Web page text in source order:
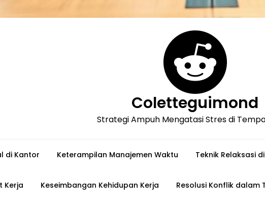
Coletteguimond
Strategi Ampuh Mengatasi Stres di
di Kantor Keterampilan Manajemen Waktu Teknik Relaksasi
Kerja Keseimbangan Kehidupan Kerja Resolusi Konflik dalam